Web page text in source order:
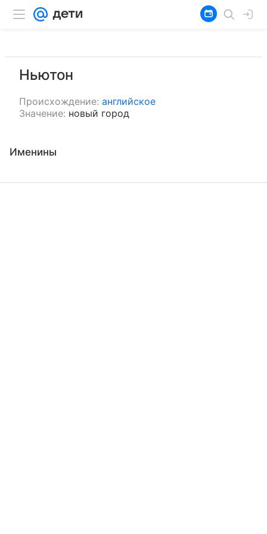
Ньютон
Происхождение: английское
Значение: новый город
Именины